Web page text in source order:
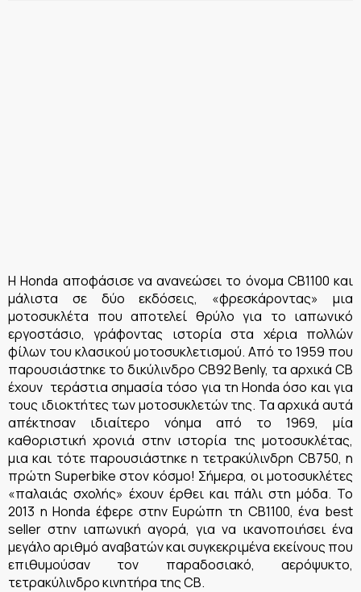
Η Honda αποφάσισε να ανανεώσει το όνoμα CB1100 και
μάλιστα σε δύο εκδόσεις, «φρεσκάροντας» μια
μοτοσυκλέτα που αποτελεί θρύλο για το ιαπωνικό
εργοστάσιο, γράφοντας ιστορία στα χέρια πολλών
φίλων του κλασικού μοτοσυκλετισμού. Από το 1959 που
παρουσιάστηκε το δικύλινδρο CB92 Benly, τα αρχικά CB
έχουν τεράστια σημασία τόσο για τη Honda όσο και για
τους ιδιοκτήτες των μοτοσυκλετών της. Τα αρχικά αυτά
απέκτησαν ιδιαίτερο νόημα από το 1969, μία
καθοριστική χρονιά στην ιστορία της μοτοσυκλέτας,
μια και τότε παρουσιάστηκε η τετρακύλινδρη CB750, η
πρώτη Superbike στον κόσμο! Σήμερα, οι μοτοσυκλέτες
«παλαιάς σχολής» έχουν έρθει και πάλι στη μόδα. Το
2013 η Honda έφερε στην Ευρώπη τη CB1100, ένα best
seller στην ιαπωνική αγορά, για να ικανοποιήσει ένα
μεγάλο αριθμό αναβατών και συγκεκριμένα εκείνους που
επιθυμούσαν τον παραδοσιακό, αερόψυκτο,
τετρακύλινδρο κινητήρα της CB.